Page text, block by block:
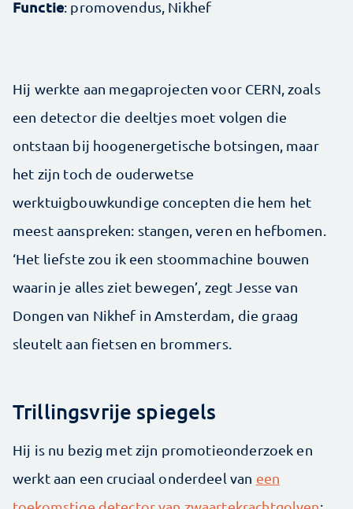
Functie: promovendus, Nikhef
Hij werkte aan megaprojecten voor CERN, zoals
een detector die deeltjes moet volgen die
ontstaan bij hoogenergetische botsingen, maar
het zijn toch de ouderwetse
werktuigbouwkundige concepten die hem het
meest aanspreken: stangen, veren en hefbomen.
‘Het liefste zou ik een stoommachine bouwen
waarin je alles ziet bewegen’, zegt Jesse van
Dongen van Nikhef in Amsterdam, die graag
sleutelt aan fietsen en brommers.
Trillingsvrije spiegels
Hij is nu bezig met zijn promotieonderzoek en
werkt aan een cruciaal onderdeel van een